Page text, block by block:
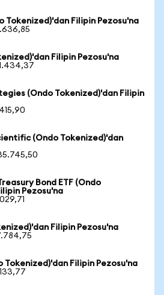
Tokenized)'dan Filipin Pezosu'na
Filipin Pezosu'na
(Ondo Tokenized)'dan Filipin
(Ondo Tokenized)'dan
Bond ETF (Ondo
Pezosu'na
Filipin Pezosu'na
Tokenized)'dan Filipin Pezosu'na